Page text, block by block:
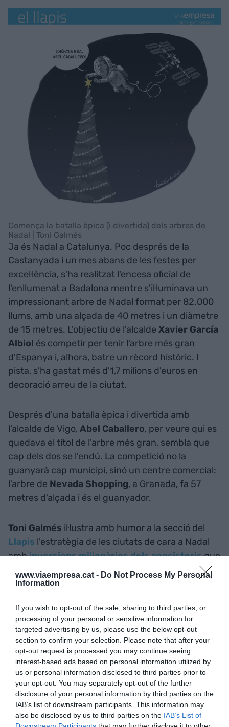
www.viaempresa.cat - Do Not Process My Personal
Information
If you wish to opt-out of the sale, sharing to third parties, or
processing of your personal or sensitive information for
targeted advertising by us, please use the below opt-out
section to confirm your selection. Please note that after your
opt-out request is processed you may continue seeing
interest-based ads based on personal information utilized by
us or personal information disclosed to third parties prior to
your opt-out. You may separately opt-out of the further
disclosure of your personal information by third parties on the
IAB’s list of downstream participants. This information may
also be disclosed by us to third parties on the IAB’s List of
Comença la batalla èpica (i divertida) dels arbres de
Nadal | Toni Galmés
Ja és Nadal a Catalunya. Poc després de la
Castanyada i un mes abans de les festes per
excel·lència, s'ha realitzat l'encesa oficial de
l'enllumenat a Badalona mentre s'il·luminava un
impressionant arbre de Nadal format per 82.000
llums, amb una alçada de 40 metres i un diàmetre
de 15 metres. L'objectiu de l'alcalde Xavier García
Albiol és competir per tenir l'arbre més gran
d'Espanya i, alhora, batre un rècord històric. I
pista, s'ha gastat més d'1,7 milions d'euros en
decoració arreu de la ciutat.
Després d'una batalla èpica i divertida amb
l'alcalde de Vigo, Abel Caballero, per veure qui es
quedava el títol de l'arbre més gran, sembla que
cap dels dos se l'endú. La competició no la
guanyarà cap municipi, sinó un centre comercial:
l'arbre de Nevada Shopping, a Granada, fa 57
metres d'alçada i és el guanyador.
Toni Galmés il·lustra amb humor a la secció del
Llapis l'estratègia de les ciutats de cara a Nadal
ambinversions milionàries dels consistorisque
busquen captar l'atenció dels locals i els turistes
per potenciar l'hostaleria i el comerç. Ara bé, una
afirmat orgullós: "Ni els Rolling Stones porten
tants tràilers".
Afegir VIA Empresacom a font preferida de
Google de forma gratuïta
Estigues informat amb les últimes notícies d'actualitat